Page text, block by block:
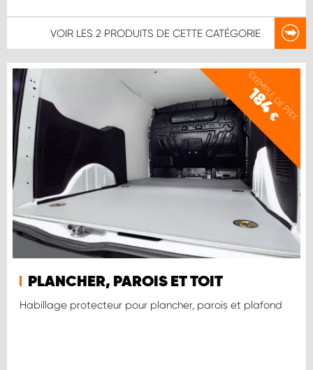
VOIR LES 2 PRODUITS DE CETTE CATÉGORIE
EXEMPLE DE PRIX
184
€
PLANCHER, PAROIS ET TOIT
Habillage protecteur pour plancher, parois et plafond